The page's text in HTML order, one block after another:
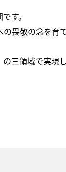
す。
畏敬の念を育
三領域で実現